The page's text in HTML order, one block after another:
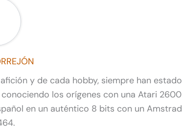
y de cada hobby, siempre han estado
los orígenes con una Atari 2600
en un auténtico 8 bits con un Amstrad